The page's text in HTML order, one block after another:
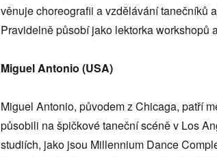
věnuje choreografii a vzdělávání tanečníků
Pravidelně působí jako lektorka workshopů
Miguel Antonio (USA)
Miguel Antonio, původem z Chicaga, patří
působili na špičkové taneční scéně v Los
studiích, jako jsou Millennium Dance